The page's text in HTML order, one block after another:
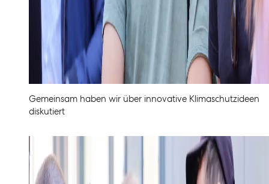
Gemeinsam haben wir über innovative Klimaschutzideen
diskutiert